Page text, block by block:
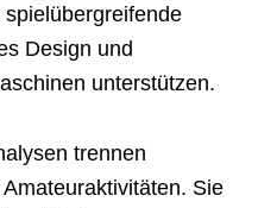
Design und
unterstützen.
trennen
Sie